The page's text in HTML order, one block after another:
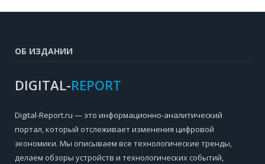
ОБ ИЗДАНИИ
DIGITAL-REPORT
Digital-Report.ru — это информационно-аналитический
портал, который отслеживает изменения цифровой
экономики. Мы описываем все технологические тренды,
делаем обзоры устройств и технологических событий,